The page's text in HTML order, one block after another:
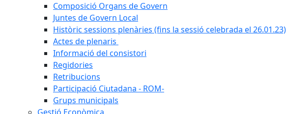
Composició Organs de Govern
Juntes de Govern Local
Històric sessions plenàries (fins la sessió celebrada el 26.01.23)
Actes de plenaris
Informació del consistori
Regidories
Retribucions
Participació Ciutadana - ROM-
Grups municipals